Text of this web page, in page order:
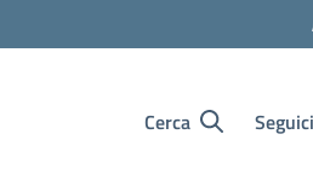
Cerca